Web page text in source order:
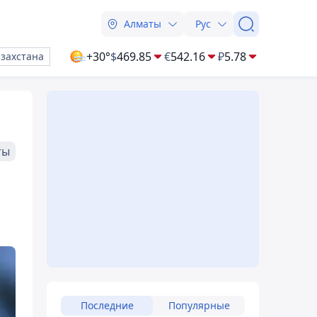
Алматы Рус
+30°$469.85 €542.16 ₽5.78
Последние Популярные